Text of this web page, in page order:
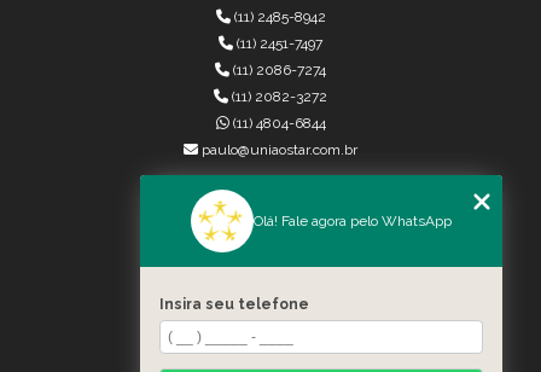
(11) 2485-8942
(11) 2451-7497
(11) 2086-7274
(11) 4804-6844
(11) 2082-3272
paulo@uniaostar.com.br
MENU
QUEM SOMOS
CONTATO
CATEGORIAS
MAPA DO SITE
Olá! Fale agora pelo WhatsApp
Insira seu telefone